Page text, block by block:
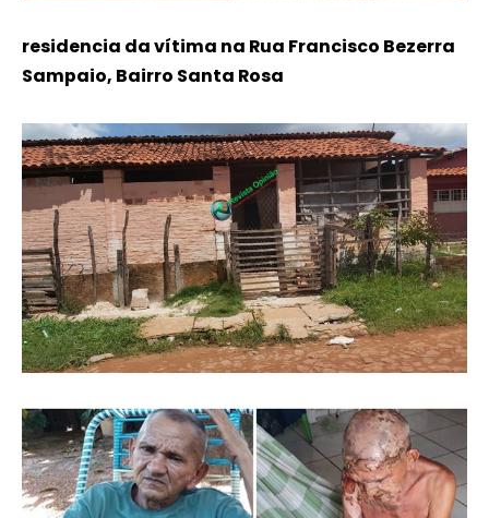
residencia da vítima na Rua Francisco Bezerra
Sampaio, Bairro Santa Rosa